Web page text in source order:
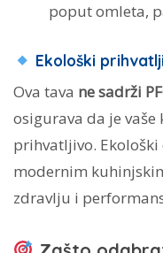
poput omleta,
Ekološki
Ova tava ne sadrži
osigurava da je
prihvatljivo. Ekološki
modernim
zdravlju i